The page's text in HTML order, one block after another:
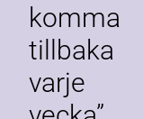
komma
tillbaka
varje